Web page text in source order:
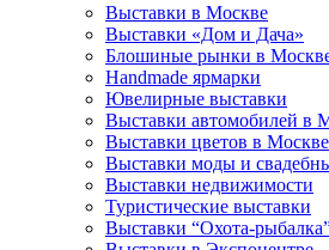
Выставки в Москве
Выставки «Дом и Дача»
Блошиные рынки в
Handmade ярмарки
Ювелирные выставки
Выставки автомобилей в
Выставки цветов в Москве
Выставки моды и
Выставки недвижимости
Туристические выставки
Выставки “Охота-